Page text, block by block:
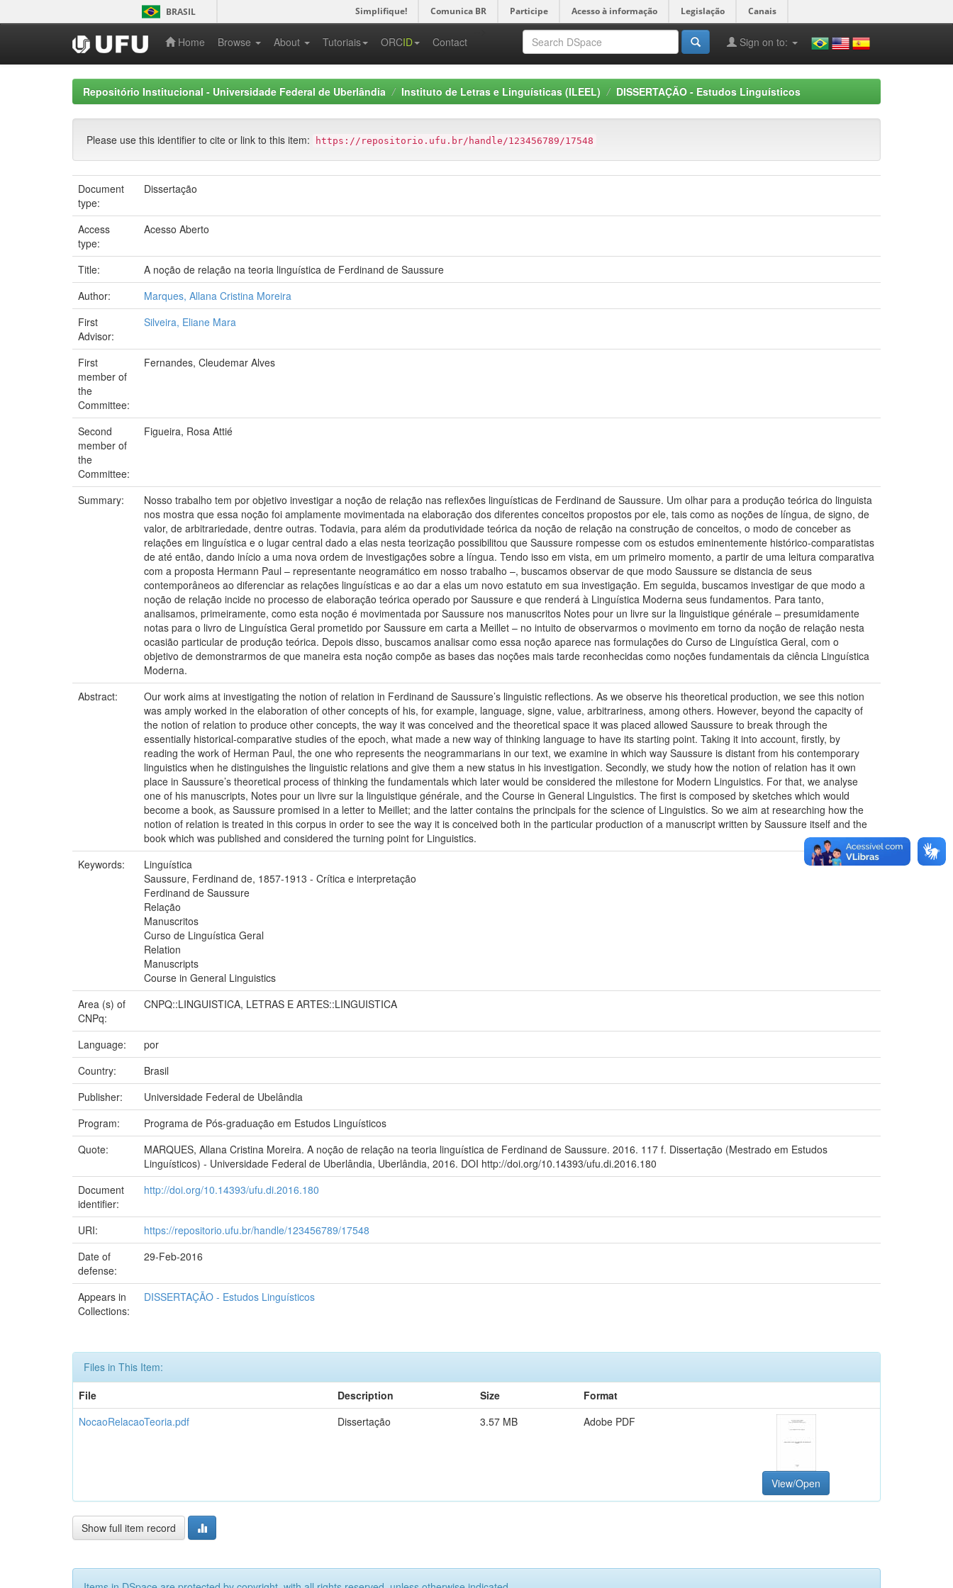
navigation
BRASIL Simplifique! Comunica BR Participe Acesso à informação Legislação Canais
Home Browse About Tutoriais ORCID Contact Sign on to:
Repositório Institucional - Universidade Federal de Uberlândia Instituto de Letras e Linguísticas (ILEEL) DISSERTAÇÃO - Estudos Linguísticos
Please use this identifier to cite or link to this item: https://repositorio.ufu.br/handle/123456789/17548
Document
type:
Dissertação
Access
type:
Acesso Aberto
Title:
A noção de relação na teoria linguística de Ferdinand de Saussure
Author:
Marques, Allana Cristina Moreira
First
Advisor:
Silveira, Eliane Mara
First
member of
the
Committee:
Fernandes, Cleudemar Alves
Second
member of
the
Committee:
Figueira, Rosa Attié
Summary:
Nosso trabalho tem por objetivo investigar a noção de relação nas reflexões linguísticas de Ferdinand de Saussure. Um olhar para a produção teórica do linguista
nos mostra que essa noção foi amplamente movimentada na elaboração dos diferentes conceitos propostos por ele, tais como as noções de língua, de signo, de
valor, de arbitrariedade, dentre outras. Todavia, para além da produtividade teórica da noção de relação na construção de conceitos, o modo de conceber as
relações em linguística e o lugar central dado a elas nesta teorização possibilitou que Saussure rompesse com os estudos eminentemente histórico-comparatistas
de até então, dando início a uma nova ordem de investigações sobre a língua. Tendo isso em vista, em um primeiro momento, a partir de uma leitura comparativa
com a proposta Hermann Paul – representante neogramático em nosso trabalho –, buscamos observar de que modo Saussure se distancia de seus
contemporâneos ao diferenciar as relações linguísticas e ao dar a elas um novo estatuto em sua investigação. Em seguida, buscamos investigar de que modo a
noção de relação incide no processo de elaboração teórica operado por Saussure e que renderá à Linguística Moderna seus fundamentos. Para tanto,
analisamos, primeiramente, como esta noção é movimentada por Saussure nos manuscritos Notes pour un livre sur la linguistique générale – presumidamente
notas para o livro de Linguística Geral prometido por Saussure em carta a Meillet – no intuito de observarmos o movimento em torno da noção de relação nesta
ocasião particular de produção teórica. Depois disso, buscamos analisar como essa noção aparece nas formulações do Curso de Linguística Geral, com o
objetivo de demonstrarmos de que maneira esta noção compõe as bases das noções mais tarde reconhecidas como noções fundamentais da ciência Linguística
Moderna.
Abstract:
Our work aims at investigating the notion of relation in Ferdinand de Saussure’s linguistic reflections. As we observe his theoretical production, we see this notion
was amply worked in the elaboration of other concepts of his, for example, language, signe, value, arbitrariness, among others. However, beyond the capacity of
the notion of relation to produce other concepts, the way it was conceived and the theoretical space it was placed allowed Saussure to break through the
essentially historical-comparative studies of the epoch, what made a new way of thinking language to have its starting point. Taking it into account, firstly, by
reading the work of Herman Paul, the one who represents the neogrammarians in our text, we examine in which way Saussure is distant from his contemporary
linguistics when he distinguishes the linguistic relations and give them a new status in his investigation. Secondly, we study how the notion of relation has it own
place in Saussure’s theoretical process of thinking the fundamentals which later would be considered the milestone for Modern Linguistics. For that, we analyse
one of his manuscripts, Notes pour un livre sur la linguistique générale, and the Course in General Linguistics. The first is composed by sketches which would
become a book, as Saussure promised in a letter to Meillet; and the latter contains the principals for the science of Linguistics. So we aim at researching how the
notion of relation is treated in this corpus in order to see the way it is conceived both in the particular production of a manuscript written by Saussure itself and the
book which was published and considered the turning point for Linguistics.
Keywords:
Linguística
Saussure, Ferdinand de, 1857-1913 - Crítica e interpretação
Ferdinand de Saussure
Relação
Manuscritos
Curso de Linguística Geral
Relation
Manuscripts
Course in General Linguistics
Area (s) of
CNPq:
CNPQ::LINGUISTICA, LETRAS E ARTES::LINGUISTICA
Language:
por
Country:
Brasil
Publisher:
Universidade Federal de Ubelândia
Program:
Programa de Pós-graduação em Estudos Linguísticos
Quote:
MARQUES, Allana Cristina Moreira. A noção de relação na teoria linguística de Ferdinand de Saussure. 2016. 117 f. Dissertação (Mestrado em Estudos
Linguísticos) - Universidade Federal de Uberlândia, Uberlândia, 2016. DOI http://doi.org/10.14393/ufu.di.2016.180
Document
identifier:
http://doi.org/10.14393/ufu.di.2016.180
URI:
https://repositorio.ufu.br/handle/123456789/17548
Date of
defense:
29-Feb-2016
Appears in
Collections:
DISSERTAÇÃO - Estudos Linguísticos
Files in This Item:
File
Description Size
Format
NocaoRelacaoTeoria.pdf
Dissertação 3.57 MB Adobe PDF
View/Open
Show full item record